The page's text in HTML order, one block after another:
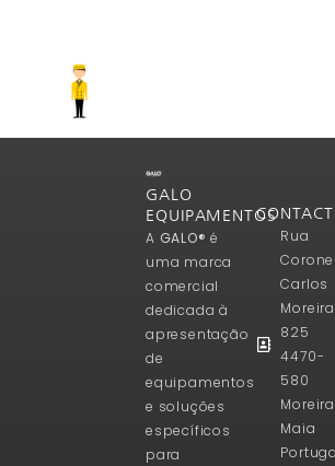
GALO
EQUIPAMENTOS
A GALO® é
uma marca
comercial
dedicada à
apresentação
de
equipamentos
e soluções
específicos
para
Rua
Coronel
Carlos
825
4470-
580
Maia